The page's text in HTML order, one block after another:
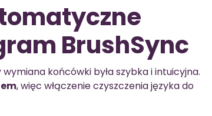
BrushSync
końcówki była szybka i intuicyjna.
, więc włączenie czyszczenia języka do